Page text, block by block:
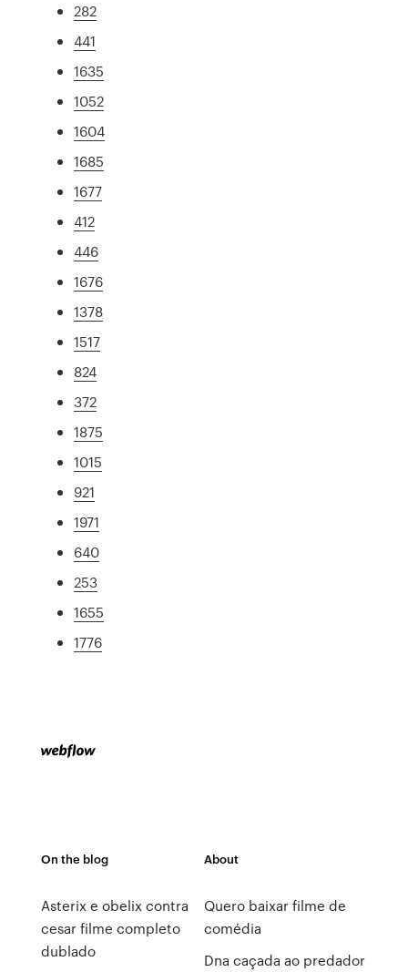
282
441
1635
1052
1604
1685
1677
412
446
1676
1378
1517
824
372
1875
1015
921
1971
640
253
1655
1776
On the blog
Asterix e obelix contra
cesar filme completo
dublado
About
Quero baixar filme de
comédia
Dna caçada ao predador